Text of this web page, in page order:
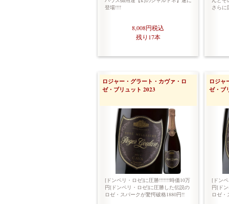
登場!!!!
8,008円税込
残り17本
さら
ロジャー・グラート・カヴァ・ロ
ゼ・ブリュット 2023
[ドンペリ・ロゼ]に圧勝!!!!!!!時価10万
円[ドンペリ・ロゼ]に圧勝した伝説の
ロゼ・スパークが驚愕破格1880円!!
ロジャ
ゼ・ブ
[ドン
円[ド
ロゼ・